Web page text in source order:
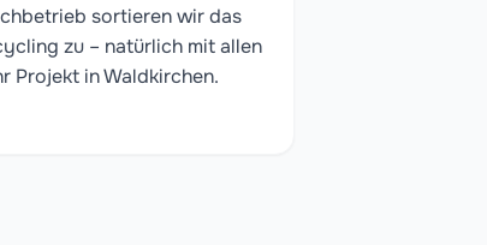
sortieren wir das
zu – natürlich mit allen
Projekt in Waldkirchen.